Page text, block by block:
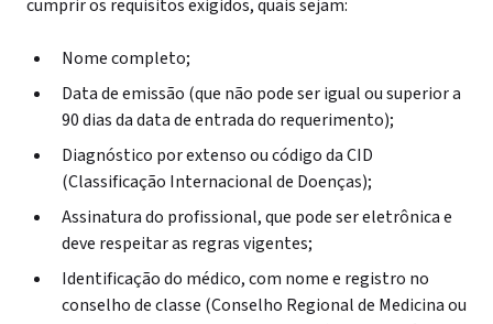
cumprir os requisitos exigidos, quais sejam:
Nome completo;
Data de emissão (que não pode ser igual ou superior a
90 dias da data de entrada do requerimento);
Diagnóstico por extenso ou código da CID
(Classificação Internacional de Doenças);
Assinatura do profissional, que pode ser eletrônica e
deve respeitar as regras vigentes;
Identificação do médico, com nome e registro no
conselho de classe (Conselho Regional de Medicina ou